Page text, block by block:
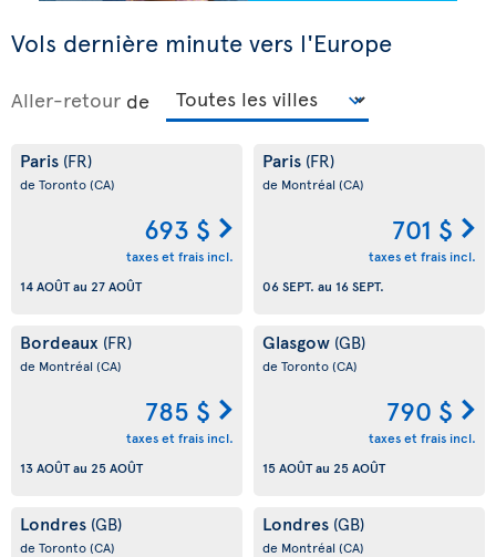
Vols dernière minute vers l'Europe
Aller-retour de
Paris (FR)
de Toronto(CA)
693 $
taxes et frais incl.
14 AOÛTau 27 AOÛT
Paris (FR)
de Montréal (CA)
701 $
taxes et frais incl.
06 SEPT. au 16 SEPT.
Bordeaux (FR)
de Montréal (CA)
785 $
taxes et frais incl.
13 AOÛTau 25 AOÛT
Glasgow (GB)
de Toronto(CA)
790 $
taxes et frais incl.
15 AOÛTau 25 AOÛT
Londres (GB)
de Toronto(CA)
Londres (GB)
de Montréal (CA)